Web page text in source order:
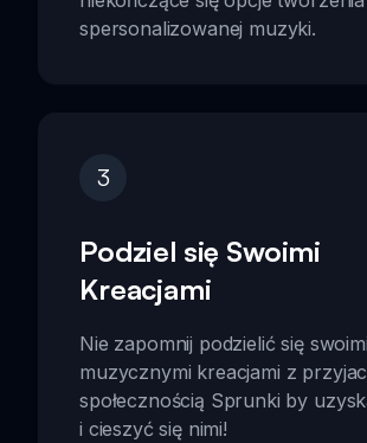
spersonalizowanej muzyki.
3
Podziel się Swoimi
Kreacjami
Nie zapomnij podzielić się swoimi
muzycznymi kreacjami z
społecznością Sprunki by
i cieszyć się nimi!